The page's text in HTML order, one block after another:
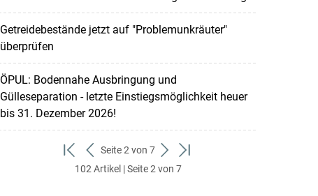
Getreidebestände jetzt auf "Problemunkräuter"
überprüfen
ÖPUL: Bodennahe Ausbringung und
Gülleseparation - letzte Einstiegsmöglichkeit heuer
bis 31. Dezember 2026!
zum
ersten
zurück
zum
Seite 2 von 7
weiter
zum
zum
102 Artikel | Seite 2 von 7